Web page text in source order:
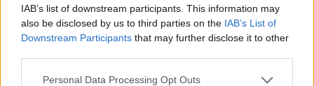
IAB’s list of downstream participants. This information may
also be disclosed by us to third parties on the IAB’s List of
Downstream Participants that may further disclose it to other
Personal Data Processing Opt Outs
Le placenta